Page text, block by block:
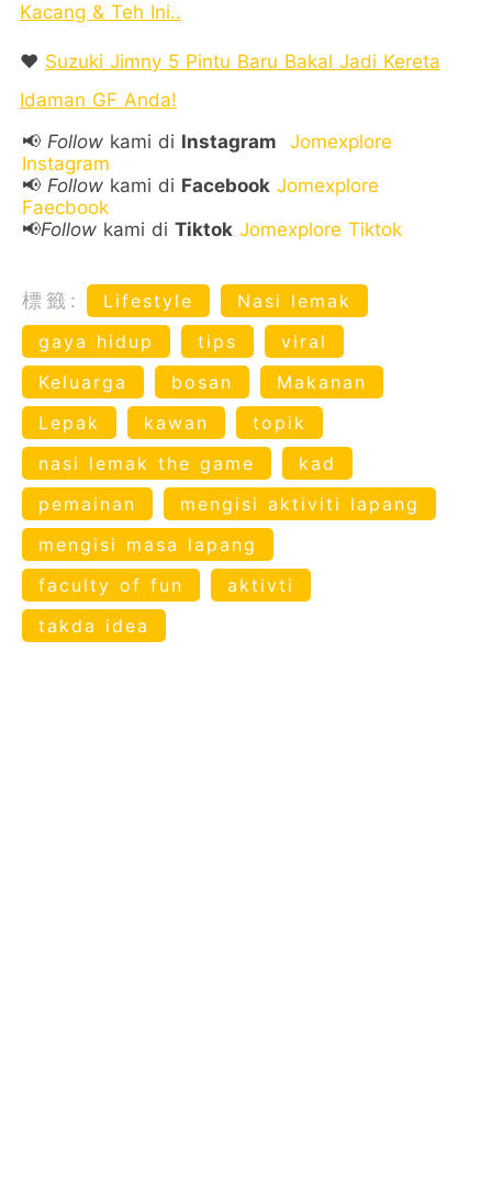
Kacang & Teh Ini..
❤️ Suzuki Jimny 5 Pintu Baru Bakal Jadi Kereta
Idaman GF Anda!
📢 Follow kami di Instagram
Jomexplore
Instagram
📢 Follow kami di Facebook Jomexplore
Faecbook
📢Follow kami di Tiktok Jomexplore Tiktok
標籤: Lifestyle
Nasi lemak
gaya hidup
tips
viral
Keluarga
bosan
Makanan
Lepak
kawan
topik
nasi lemak the game
kad
pemainan
mengisi aktiviti lapang
mengisi masa lapang
faculty of fun
aktivti
takda idea